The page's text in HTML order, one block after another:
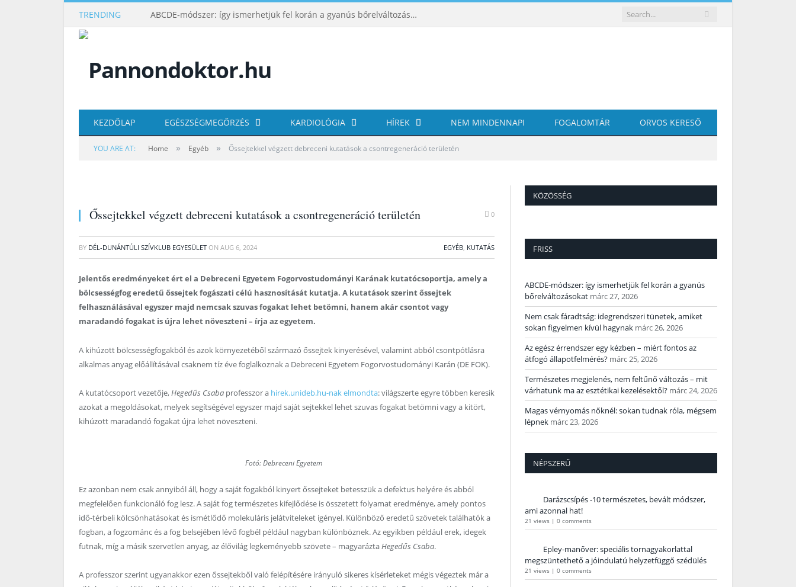
TRENDING ABCDE‑módszer: így ismerhetjük fel korán a gyanús bőrelváltozásokat
KEZDŐLAP EGÉSZSÉGMEGŐRZÉS KARDIOLÓGIA HÍREK NEM MINDENNAPI FOGALOMTÁR ORVOS KERESŐ
YOU ARE AT: Home » Egyéb » Őssejtekkel végzett debreceni kutatások a csontregeneráció területén
Őssejtekkel végzett debreceni kutatások a csontregeneráció területén 0
BY DÉL-DUNÁNTÚLI SZÍVKLUB EGYESÜLET ON AUG 6, 2024 EGYÉB, KUTATÁS
Jelentős eredményeket ért el a Debreceni Egyetem Fogorvostudományi Karának kutatócsoportja, amely a
bölcsességfog eredetű őssejtek fogászati célú hasznosítását kutatja. A kutatások szerint őssejtek
felhasználásával egyszer majd nemcsak szuvas fogakat lehet betömni, hanem akár csontot vagy
maradandó fogakat is újra lehet növeszteni – írja az egyetem.
A kihúzott bölcsességfogakból és azok környezetéből származó őssejtek kinyerésével, valamint abból csontpótlásra
alkalmas anyag előállításával csaknem tíz éve foglalkoznak a Debreceni Egyetem Fogorvostudományi Karán (DE FOK).
A kutatócsoport vezetője,Hegedűs Csaba professzor a hirek.unideb.hu-nak elmondta: világszerte egyre többen keresik
azokat a megoldásokat, melyek segítségével egyszer majd saját sejtekkel lehet szuvas fogakat betömni vagy a kitört,
kihúzott maradandó fogakat újra lehet növeszteni.
Fotó: Debreceni Egyetem
Ez azonban nem csak annyiból áll, hogy a saját fogakból kinyert őssejteket betesszük a defektus helyére és abból
megfelelően funkcionáló fog lesz. A saját fog természetes kifejlődése is összetett folyamat eredménye, amely pontos
idő-térbeli kölcsönhatásokat és ismétlődő molekuláris jelátviteleket igényel. Különböző eredetű szövetek találhatók a
fogban, a fogzománc és a fog belsejében lévő fogbél például nagyban különböznek. Az egyikben például erek, idegek
futnak, míg a másik szervetlen anyag, az élővilág legkeményebb szövete – magyaráztaHegedűs Csaba.
A professzor szerint ugyanakkor ezen őssejtekből való felépítésére irányuló sikeres kísérleteket mégis végeztek már a
KÖZÖSSÉG
FRISS
ABCDE‑módszer: így ismerhetjük fel korán a gyanús
bőrelváltozásokat márc 27, 2026
Nem csak fáradtság: idegrendszeri tünetek, amiket
sokan figyelmen kívül hagynak márc 26, 2026
Az egész érrendszer egy kézben – miért fontos az
átfogó állapotfelmérés? márc 25, 2026
Természetes megjelenés, nem feltűnő változás – mit
várhatunk ma az esztétikai kezelésektől? márc 24, 2026
Magas vérnyomás nőknél: sokan tudnak róla, mégsem
lépnek márc 23, 2026
NÉPSZERŰ
Darázscsípés -10 természetes, bevált módszer,
ami azonnal hat!
21 views | 0 comments
Epley-manőver: speciális tornagyakorlattal
megszüntethető a jóindulatú helyzetfüggő szédülés
21 views | 0 comments